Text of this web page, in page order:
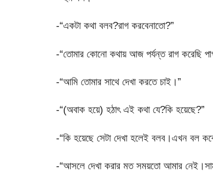
-“একটা কথা বলব?রাগ করবেনাতো?”
-“তোমার কোনো কথায় আজ পর্যন্ত রাগ করেছি
-“আমি তোমার সাথে দেখা করতে চাই।”
-“(অবাক হয়ে) হঠাৎ এই কথা যে?কি হয়েছে?”
-“কি হয়েছে সেটা দেখা হলেই বলব।এখন বল
-“আসলে দেখা করার মত সময়তো আমার